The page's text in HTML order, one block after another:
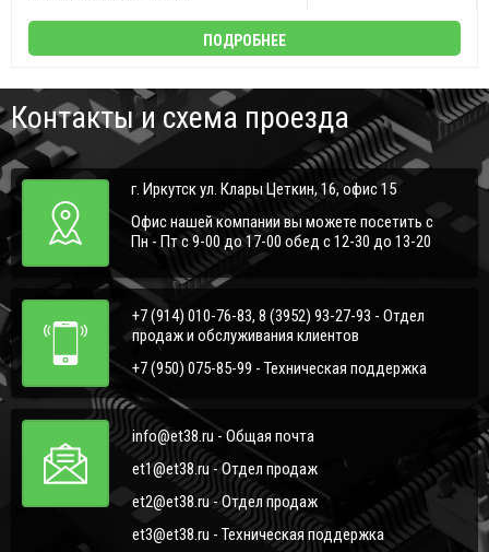
ПОДРОБНЕЕ
Контакты и схема проезда
г. Иркутск ул. Клары Цеткин, 16, офис 15
Офис нашей компании вы можете посетить с
Пн - Пт с 9-00 до 17-00 обед с 12-30 до 13-20
+7 (914) 010-76-83, 8 (3952) 93-27-93 - Отдел
продаж и обслуживания клиентов
+7 (950) 075-85-99 - Техническая поддержка
info@et38.ru - Общая почта
et1@et38.ru - Отдел продаж
et2@et38.ru - Отдел продаж
et3@et38.ru - Техническая поддержка